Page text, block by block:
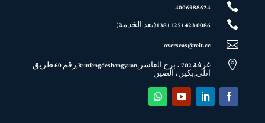

4006988624

0086 13811251423(بعد الخدمة)

overseas@reit.cc

غرفة 702 ، برج العاشر,Runfengdeshangyuan,رقم 60 طريق
انلي,بكين، الصين